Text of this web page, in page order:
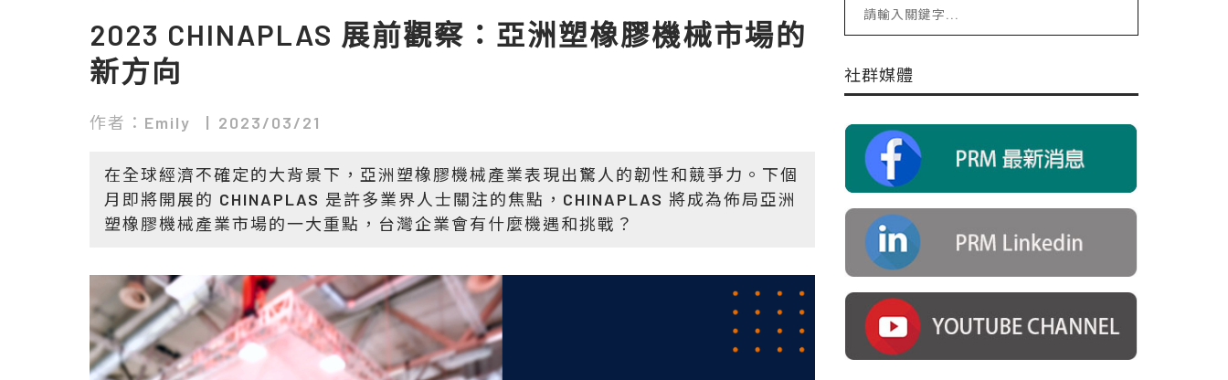
2023 CHINAPLAS 展前觀察：亞洲塑橡膠機械市場的
新方向
作者：Emily 2023/03/21
在全球經濟不確定的大背景下，亞洲塑橡膠機械產業表現出驚人的韌性和競爭力。下個
月即將開展的 CHINAPLAS 是許多業界人士關注的焦點，CHINAPLAS 將成為佈局亞洲
塑橡膠機械產業市場的一大重點，台灣企業會有什麼機遇和挑戰？
社群媒體